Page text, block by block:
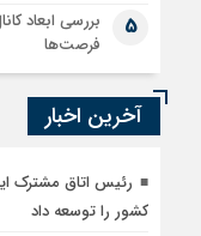
5
بررسی ابعاد
فرصت‌ها
آخرین اخبار
رئیس اتاق مشترک
کشور را توسعه داد